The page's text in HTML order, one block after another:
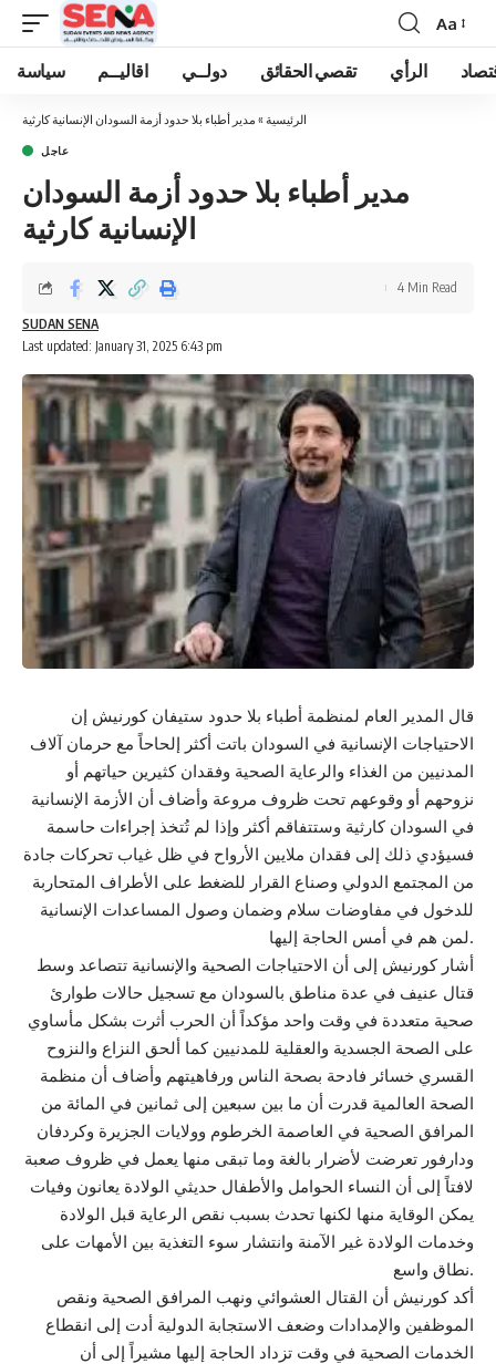
Font
Resizer
Aa
سياسة اقاليــم دولــي تقصي الحقائق الرأي
الرئيسية » مدير أطباء بلا حدود أزمة السودان الإنسانية كارثية
عاجل
مدير أطباء بلا حدود أزمة السودان
الإنسانية كارثية
Last updated: January 31, 2025 6:43 pm
SUDAN SENA
4 Min Read
قال المدير العام لمنظمة أطباء بلا حدود ستيفان كورنيش إن
الاحتياجات الإنسانية في السودان باتت أكثر إلحاحاً مع حرمان آلاف
المدنيين من الغذاء والرعاية الصحية وفقدان كثيرين حياتهم أو
نزوحهم أو وقوعهم تحت ظروف مروعة وأضاف أن الأزمة الإنسانية
في السودان كارثية وستتفاقم أكثر وإذا لم تُتخذ إجراءات حاسمة
فسيؤدي ذلك إلى فقدان ملايين الأرواح في ظل غياب تحركات جادة
من المجتمع الدولي وصناع القرار للضغط على الأطراف المتحاربة
للدخول في مفاوضات سلام وضمان وصول المساعدات الإنسانية
لمن هم في أمس الحاجة إليها.
أشار كورنيش إلى أن الاحتياجات الصحية والإنسانية تتصاعد وسط
قتال عنيف في عدة مناطق بالسودان مع تسجيل حالات طوارئ
صحية متعددة في وقت واحد مؤكداً أن الحرب أثرت بشكل مأساوي
على الصحة الجسدية والعقلية للمدنيين كما ألحق النزاع والنزوح
القسري خسائر فادحة بصحة الناس ورفاهيتهم وأضاف أن منظمة
الصحة العالمية قدرت أن ما بين سبعين إلى ثمانين في المائة من
المرافق الصحية في العاصمة الخرطوم وولايات الجزيرة وكردفان
ودارفور تعرضت لأضرار بالغة وما تبقى منها يعمل في ظروف صعبة
لافتاً إلى أن النساء الحوامل والأطفال حديثي الولادة يعانون وفيات
يمكن الوقاية منها لكنها تحدث بسبب نقص الرعاية قبل الولادة
وخدمات الولادة غير الآمنة وانتشار سوء التغذية بين الأمهات على
نطاق واسع.
أكد كورنيش أن القتال العشوائي ونهب المرافق الصحية ونقص
الموظفين والإمدادات وضعف الاستجابة الدولية أدت إلى انقطاع
الخدمات الصحية في وقت تزداد الحاجة إليها مشيراً إلى أن